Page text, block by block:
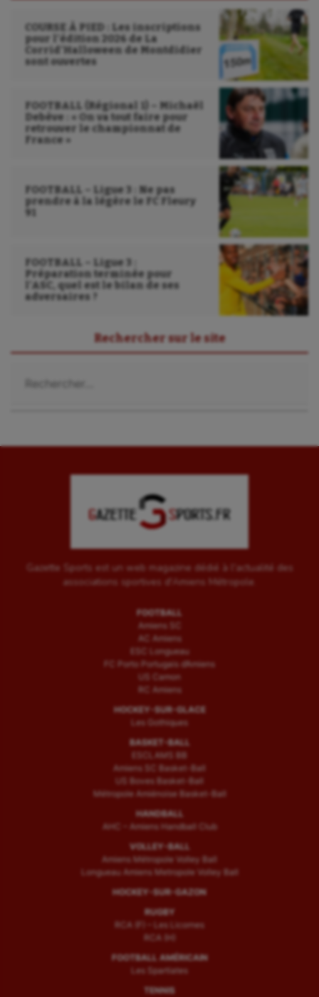
COURSE À PIED : Les inscriptions
pour l’édition 2026 de La
Corrid’Halloween de Montdidier
sont ouvertes
FOOTBALL (Régional 1) – Michaël
Debève : « On va tout faire pour
retrouver le championnat de
France »
FOOTBALL – Ligue 3 : Ne pas
prendre à la légère le FC Fleury
91
FOOTBALL – Ligue 3 :
Préparation terminée pour
l’ASC, quel est le bilan de ses
adversaires ?
Rechercher sur le site
Gazette Sports est un web magazine dédié à l'actualité des
associations sportives d'Amiens Métropole.
FOOTBALL
Amiens SC
AC Amiens
ESC Longueau
FC Porto Portugais d’Amiens
US Camon
RC Amiens
HOCKEY-SUR-GLACE
Les Gothiques
BASKET-BALL
ESCLAMS BB
Amiens SC Basket-Ball
US Boves Basket-Ball
Métropole Amiénoise Basket-Ball
HANDBALL
AHC – Amiens Handball Club
VOLLEY-BALL
Amiens Métropole Volley Ball
Longueau Amiens Metropole Volley Ball
HOCKEY-SUR-GAZON
RUGBY
RCA (F) – Les Licornes
RCA (H)
FOOTBALL AMÉRICAIN
Les Spartiates
TENNIS